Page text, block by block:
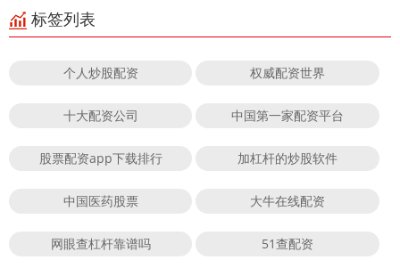
标签列表
个人炒股配资 权威配资世界
十大配资公司 中国第一家配资平台
股票配资app下载排行 加杠杆的炒股软件
中国医药股票 大牛在线配资
网眼查杠杆靠谱吗 51查配资